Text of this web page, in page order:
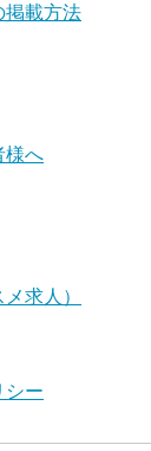
掲載方法
様へ
求人）
シー